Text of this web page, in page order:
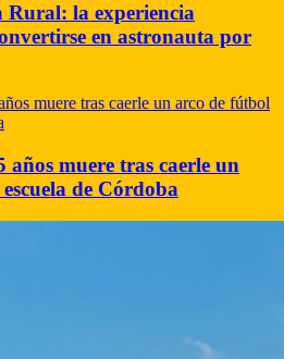
Rural: la experiencia
en astronauta por
años muere tras caerle un
de Córdoba